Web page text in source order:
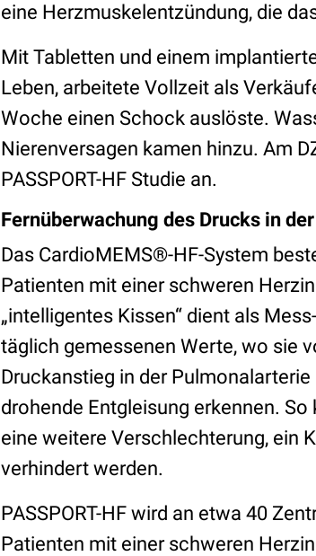
eine Herzmuskelentzündung, die
Mit Tabletten und einem
Leben, arbeitete Vollzeit als
Woche einen Schock auslöste.
Nierenversagen kamen hinzu. Am
PASSPORT-HF Studie an.
Fernüberwachung des Drucks in
Das CardioMEMS®-HF-System
Patienten mit einer schweren
„intelligentes Kissen“ dient als
täglich gemessenen Werte, wo sie
Druckanstieg in der
drohende Entgleisung erkennen.
eine weitere Verschlechterung, ein
verhindert werden.
PASSPORT-HF wird an etwa 40
Patienten mit einer schweren